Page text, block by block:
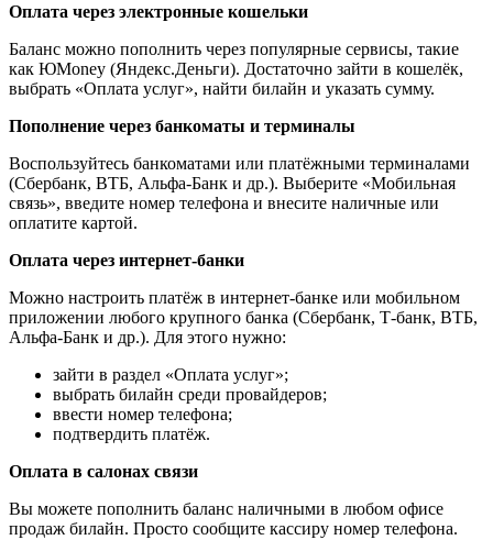
Оплата через электронные кошельки
Баланс можно пополнить через популярные сервисы, такие
как ЮMoney (Яндекс.Деньги). Достаточно зайти в кошелёк,
выбрать «Оплата услуг», найти билайн и указать сумму.
Пополнение через банкоматы и терминалы
Воспользуйтесь банкоматами или платёжными терминалами
(Сбербанк, ВТБ, Альфа-Банк и др.). Выберите «Мобильная
связь», введите номер телефона и внесите наличные или
оплатите картой.
Оплата через интернет-банки
Можно настроить платёж в интернет-банке или мобильном
приложении любого крупного банка (Сбербанк, Т-банк, ВТБ,
Альфа-Банк и др.). Для этого нужно:
зайти в раздел «Оплата услуг»;
выбрать билайн среди провайдеров;
ввести номер телефона;
подтвердить платёж.
Оплата в салонах связи
Вы можете пополнить баланс наличными в любом офисе
продаж билайн. Просто сообщите кассиру номер телефона.